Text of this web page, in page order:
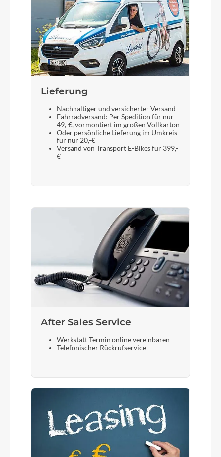
Lieferung
Nachhaltiger und versicherter Versand
Fahrradversand: Per Spedition für nur
49,-€, vormontiert im großen Vollkarton
Oder persönliche Lieferung im Umkreis
für nur 20,-€
Versand von Transport E-Bikes für 399,-
€
After Sales Service
Werkstatt Termin online vereinbaren
Telefonischer Rückrufservice